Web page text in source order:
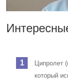
Ципролет
который